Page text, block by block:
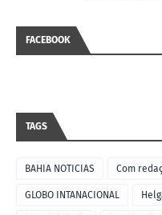
FACEBOOK
TAGS
BAHIA NOTICIAS Com
GLOBO INTANACIONAL